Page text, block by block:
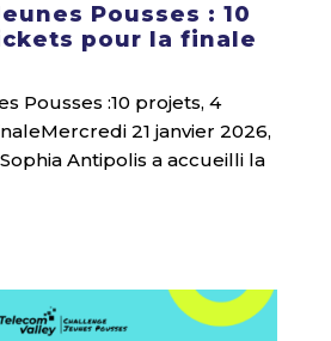
Pousses : 10
pour la finale
Pousses :10 projets, 4
21 janvier 2026,
Antipolis a accueilli la